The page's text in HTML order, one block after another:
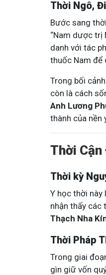
Thời Ngô,
Bước sang
“Nam dược trị
danh với tác
thuốc Nam để
Trong bối
còn là cách
Anh Lương
thành của nền
Thời Cận
Thời kỳ
Y học thời
nhận thấy các
Thạch Nha
Thời Pháp
Trong giai
gìn giữ vốn